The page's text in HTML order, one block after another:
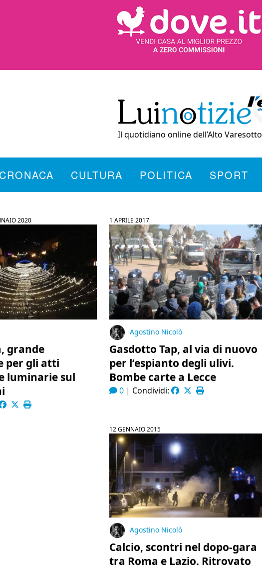
Il quotidiano online dell’Alto Varesotto
CRONACA CULTURA POLITICA SPORT
2020
grande
per gli atti
luminarie sul
1 APRILE 2017
Agostino Nicolò
Gasdotto Tap, al via di nuovo
per l’espianto degli ulivi.
Bombe carte a Lecce
0 | Condividi:
12 GENNAIO 2015
Agostino Nicolò
Calcio, scontri nel dopo-gara
tra Roma e Lazio. Ritrovato